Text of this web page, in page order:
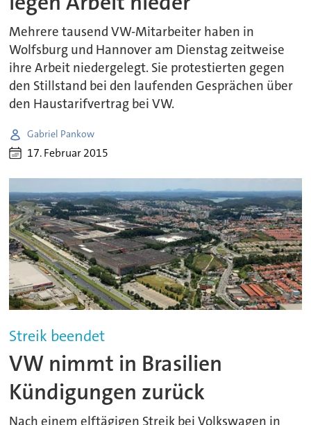
Mehrere tausend VW-Mitarbeiter haben in
Wolfsburg und Hannover am Dienstag zeitweise
ihre Arbeit niedergelegt. Sie protestierten gegen
den Stillstand bei den laufenden Gesprächen über
den Haustarifvertrag bei VW.
Gabriel Pankow
17. Februar 2015
Streik beendet
VW nimmt in Brasilien
Kündigungen zurück
Nach einem elftägigen Streik bei Volkswagen in